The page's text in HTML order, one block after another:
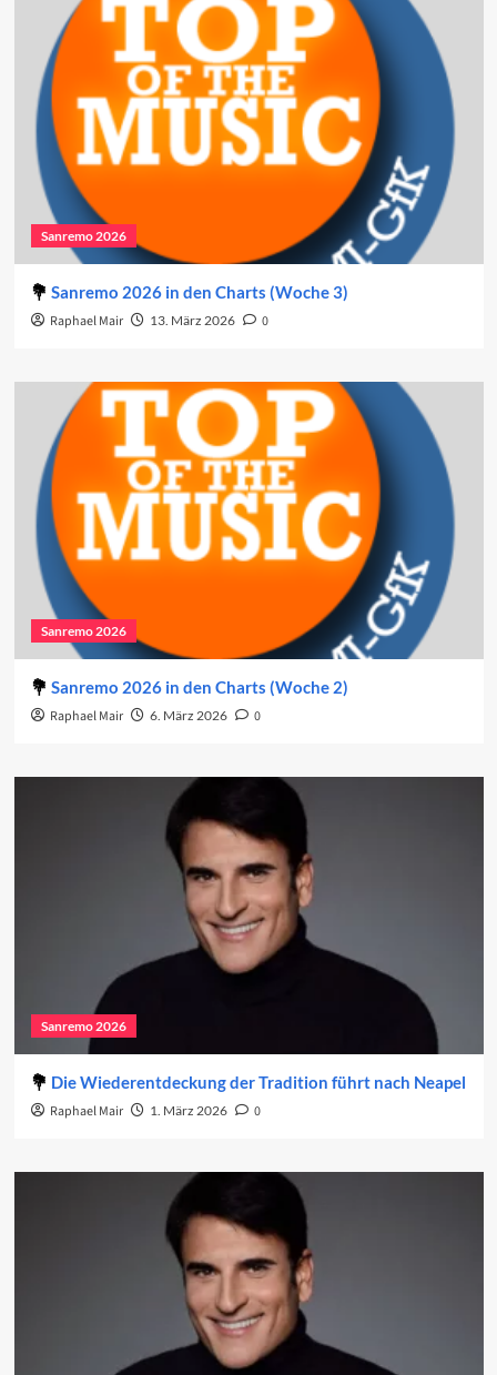
Sanremo 2026
Sanremo 2026 in den Charts (Woche 3)
Raphael Mair 13. März 2026 0
Sanremo 2026
Sanremo 2026 in den Charts (Woche 2)
Raphael Mair 6. März 2026 0
Sanremo 2026
Die Wiederentdeckung der Tradition führt nach Neapel
Raphael Mair 1. März 2026 0